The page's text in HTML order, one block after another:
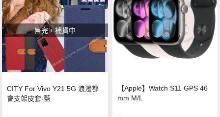
售完，補貨中
CITY For Vivo Y21 5G 浪漫都
會支架皮套-藍
【Apple】Watch S11 GPS 46
mm M/L